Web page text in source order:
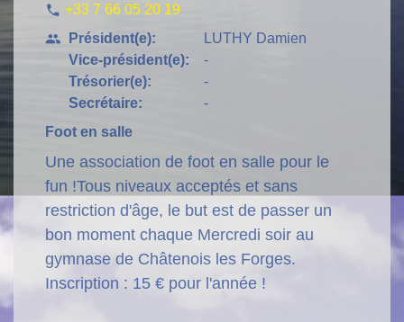
phone +33 7 66 05 20 19
people
Président(e):
Vice-président(e):
Trésorier(e):
Secrétaire:
LUTHY Damien
-
-
-
Foot en salle
Une association de foot en salle pour le
fun !Tous niveaux acceptés et sans
restriction d'âge, le but est de passer un
bon moment chaque Mercredi soir au
gymnase de Châtenois les Forges.
Inscription : 15 € pour l'année !